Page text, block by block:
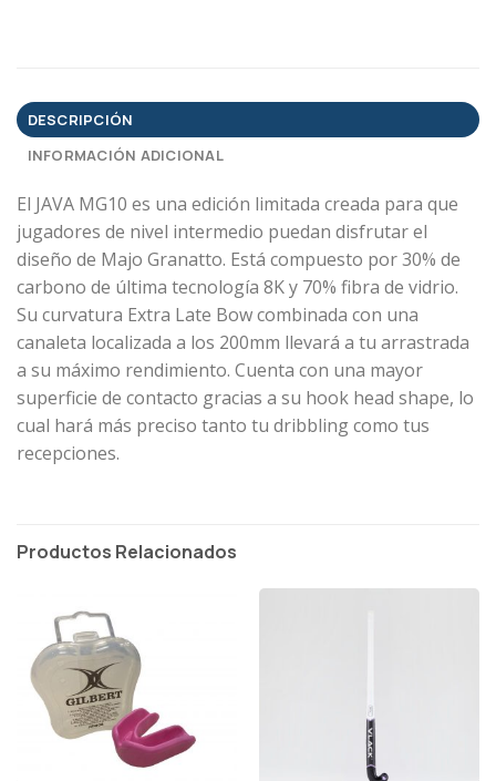
DESCRIPCIÓN
INFORMACIÓN ADICIONAL
El JAVA MG10 es una edición limitada creada para que
jugadores de nivel intermedio puedan disfrutar el
diseño de Majo Granatto. Está compuesto por 30% de
carbono de última tecnología 8K y 70% fibra de vidrio.
Su curvatura Extra Late Bow combinada con una
canaleta localizada a los 200mm llevará a tu arrastrada
a su máximo rendimiento. Cuenta con una mayor
superficie de contacto gracias a su hook head shape, lo
cual hará más preciso tanto tu dribbling como tus
recepciones.
Productos Relacionados